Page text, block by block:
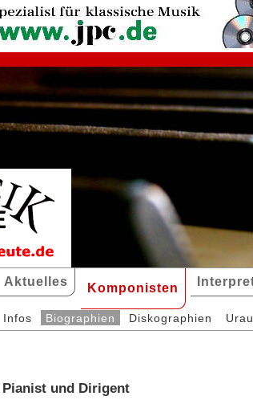
Aktuelles Komponisten
Infos Biographien Diskographien
und Dirigent